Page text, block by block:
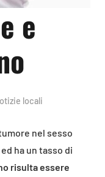
e
locali
nel sesso
ha un tasso di
risulta essere